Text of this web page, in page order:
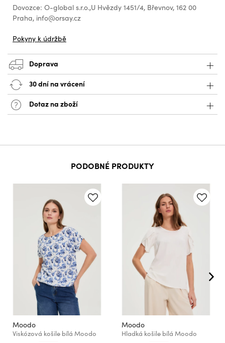
Dovozce: O-global s.r.o.,U Hvězdy 1451/4, Břevnov, 162 00
Praha, info@orsay.cz
Pokyny k údržbě
Doprava
30 dní na vrácení
Dotaz na zboží
PODOBNÉ PRODUKTY
Moodo
Viskózová košile bílá Moodo
Moodo
Hladká košile bílá Moodo